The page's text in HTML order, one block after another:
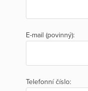
E-mail (povinný):
Telefonní číslo: